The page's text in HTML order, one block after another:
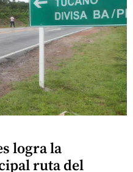
logra la
ruta del